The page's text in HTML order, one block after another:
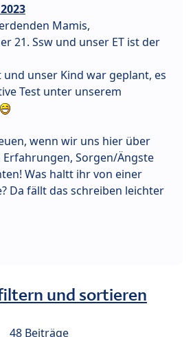
Mamis,
21. Ssw und unser ET ist der
und unser Kind war geplant, es
Test unter unserem
wenn wir uns hier über
Sorgen/Ängste
Was haltt ihr von einer
Da fällt das schreiben leichter
und sortieren
48 Beiträge